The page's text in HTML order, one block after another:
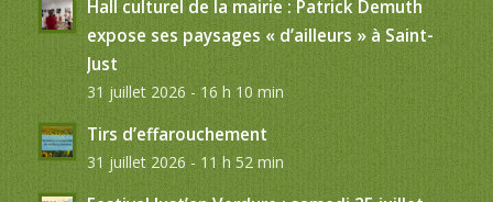
Hall culturel de la mairie : Patrick Demuth
expose ses paysages « d’ailleurs » à Saint-
Just
31 juillet 2026 - 16 h 10 min
Tirs d’effarouchement
31 juillet 2026 - 11 h 52 min